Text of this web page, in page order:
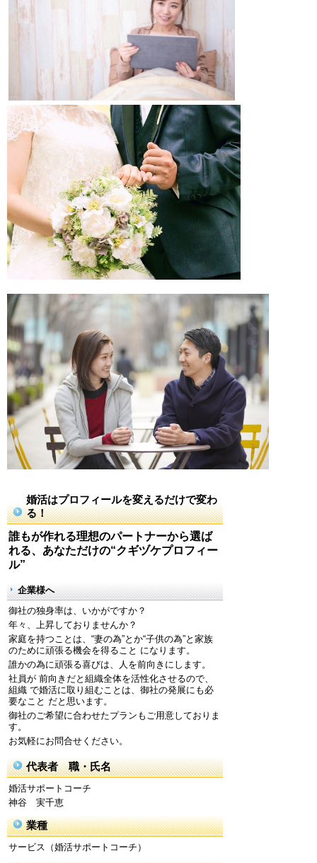
婚活はプロフィールを変えるだけで変わ
る！
誰もが作れる理想のパートナーから選ば
れる、あなただけの“クギヅケプロフィー
ル”
企業様へ
御社の独身率は、いかがですか？
年々、上昇しておりませんか？
家庭を持つことは、“妻の為”とか“子供の為”と家族
のために頑張る機会を得ること になります。
誰かの為に頑張る喜びは、人を前向きにします。
社員が 前向きだと組織全体を活性化させるので、
組織 で婚活に取り組むことは、御社の発展にも必
要なこと だと思います。
御社のご希望に合わせたプランもご用意しておりま
す。
お気軽にお問合せください。
代表者 職・氏名
婚活サポートコーチ
神谷 実千恵
業種
サービス（婚活サポートコーチ）